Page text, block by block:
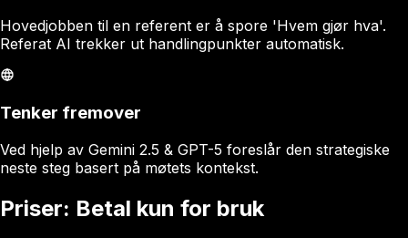
Hovedjobben til en referent er å spore 'Hvem gjør hva'.
Referat AI trekker ut handlingpunkter automatisk.
Tenker fremover
Ved hjelp av Gemini 2.5 & GPT-5 foreslår den strategiske
neste steg basert på møtets kontekst.
Priser: Betal kun for bruk